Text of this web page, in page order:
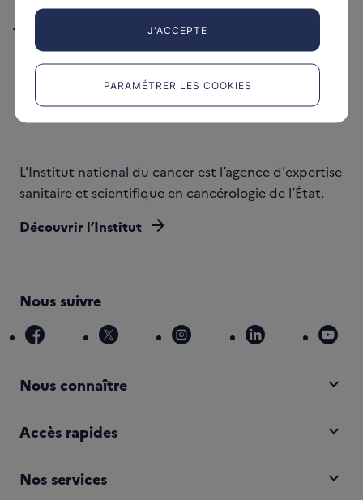
Télécharger Télécharger Référentiel effets
L'Institut national du cancer est l’agence d'expertise
sanitaire et scientifique en cancérologie de l’État.
Découvrir l’Institut arrow_forward
Nous suivre
facebook x instagram linkedin
Nous connaître expand_more
Accès rapides expand_more
Nos services expand_more
J'ACCEPTE
PARAMÉTRER LES COOKIES